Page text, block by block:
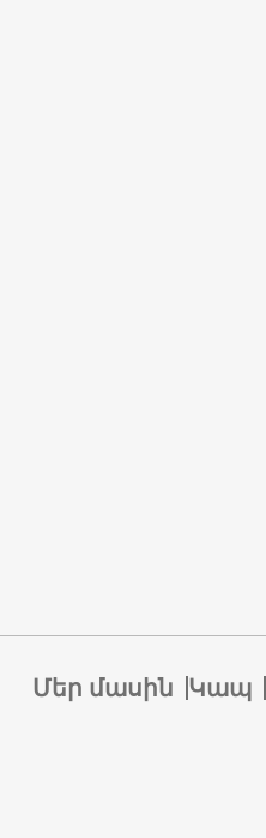
Մեր մասին Կապ